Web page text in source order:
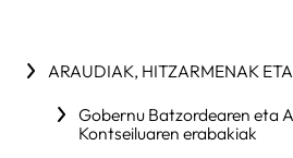
ARAUDIAK, HITZARMENAK
Gobernu Batzordearen eta
Kontseiluaren erabakiak